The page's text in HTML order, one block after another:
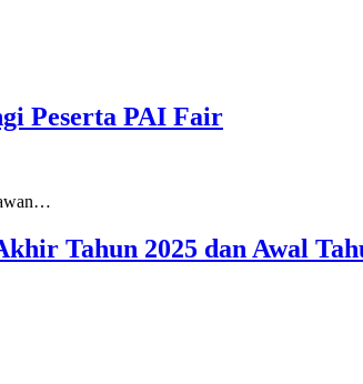
Peserta PAI Fair
Tahun 2025 dan Awal